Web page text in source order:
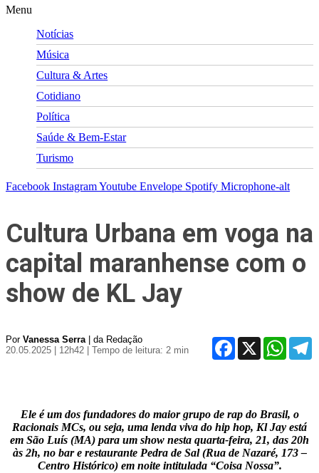
Menu
Notícias
Música
Cultura & Artes
Cotidiano
Política
Saúde & Bem-Estar
Turismo
Facebook InstagramYoutube Envelope Spotify Microphone-alt
Cultura Urbana em voga na
capital maranhense com o
show de KL Jay
Por Vanessa Serra| da Redação
20.05.2025 | 12h42
| Tempo de leitura: 2 min
Facebook
X
Ele é um dos fundadores do maior grupo de rap do Brasil, o
Racionais MCs, ou seja, uma lenda viva do hip hop, Kl Jay está
em São Luís (MA) para um show nesta quarta-feira, 21, das 20h
às 2h, no bar e restaurante Pedra de Sal (Rua de Nazaré, 173 –
Centro Histórico) em noite intitulada “Coisa Nossa”.